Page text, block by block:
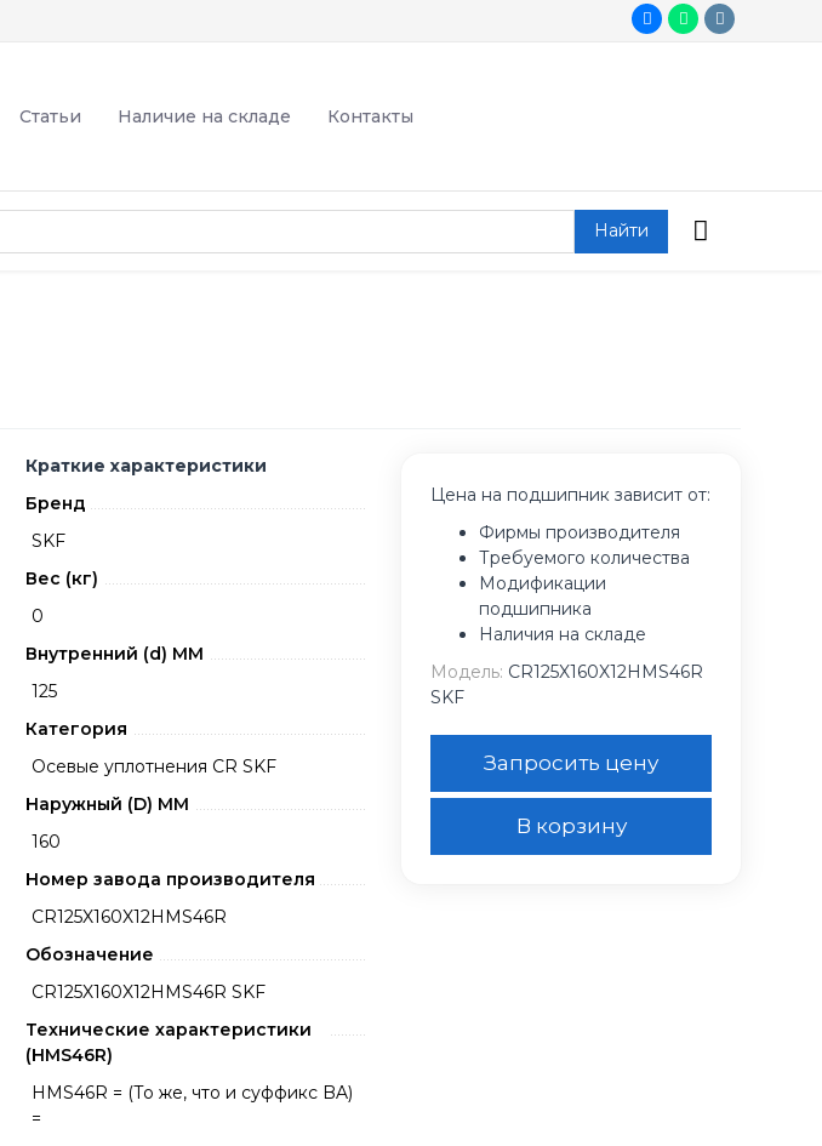
Статьи Наличие на складе Контакты
Найти
Краткие характеристики
Бренд
SKF
Вес (кг)
0
Внутренний (d) ММ
125
Категория
Осевые уплотнения CR SKF
Наружный (D) ММ
160
Номер завода производителя
CR125X160X12HMS46R
Обозначение
CR125X160X12HMS46R SKF
Технические характеристики
(HMS46R)
HMS46R = (То же, что и суффикс BA)
=
Цена на подшипник зависит от:
Фирмы производителя
Требуемого количества
Модификации
подшипника
Наличия на складе
Модель: CR125X160X12HMS46R
SKF
Запросить цену
В корзину